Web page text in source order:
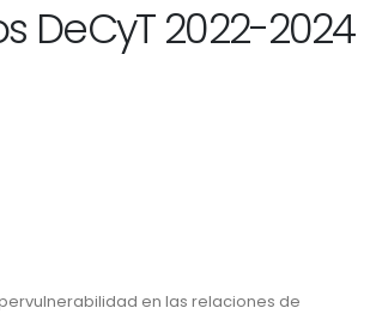
DeCyT 2022-2024
en las relaciones de